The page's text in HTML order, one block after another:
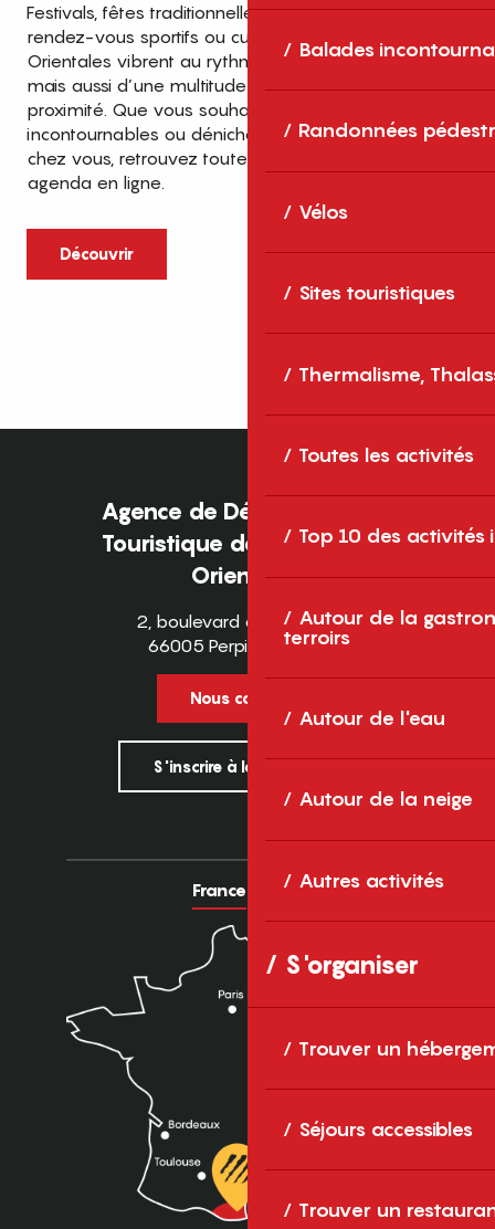
Balades
Randonnées
Vélos
Sites touristiques
Thermalisme,
Toutes les activités
Top 10 des activités
Autour de la
terroirs
Autour de l'eau
Autour de la neige
Autres activités
S'organiser
Trouver un
Séjours accessibles
Trouver un
Festivals, fêtes traditionnelles, concerts, expositions,
rendez-vous sportifs ou culturels… les Pyrénées-
Orientales vibrent au rythme de grands temps forts
mais aussi d’une multitude d’événements de
proximité. Que vous souhaitiez vivre les
incontournables ou dénicher des sorties près de
chez vous, retrouvez toutes les infos dans notre
agenda en ligne.
Découvrir
Top des événements et sorties
en famille
cet été dans les Pyrénées-Orientales
Entre mer Méditerranée, villages de
caractère et grands espaces naturels, les
Pyrénées-Orientales sont une destination
idéale pour partager des moments en
famille tout au long...
Agence de Développement
Touristique des Pyrénées-
Orientales
2, boulevard des Pyrénées
66005 Perpignan Cedex
Nous contacter
S'inscrire à la newsletter
France Europe